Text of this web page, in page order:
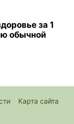
за 1
обычной
Карта сайта